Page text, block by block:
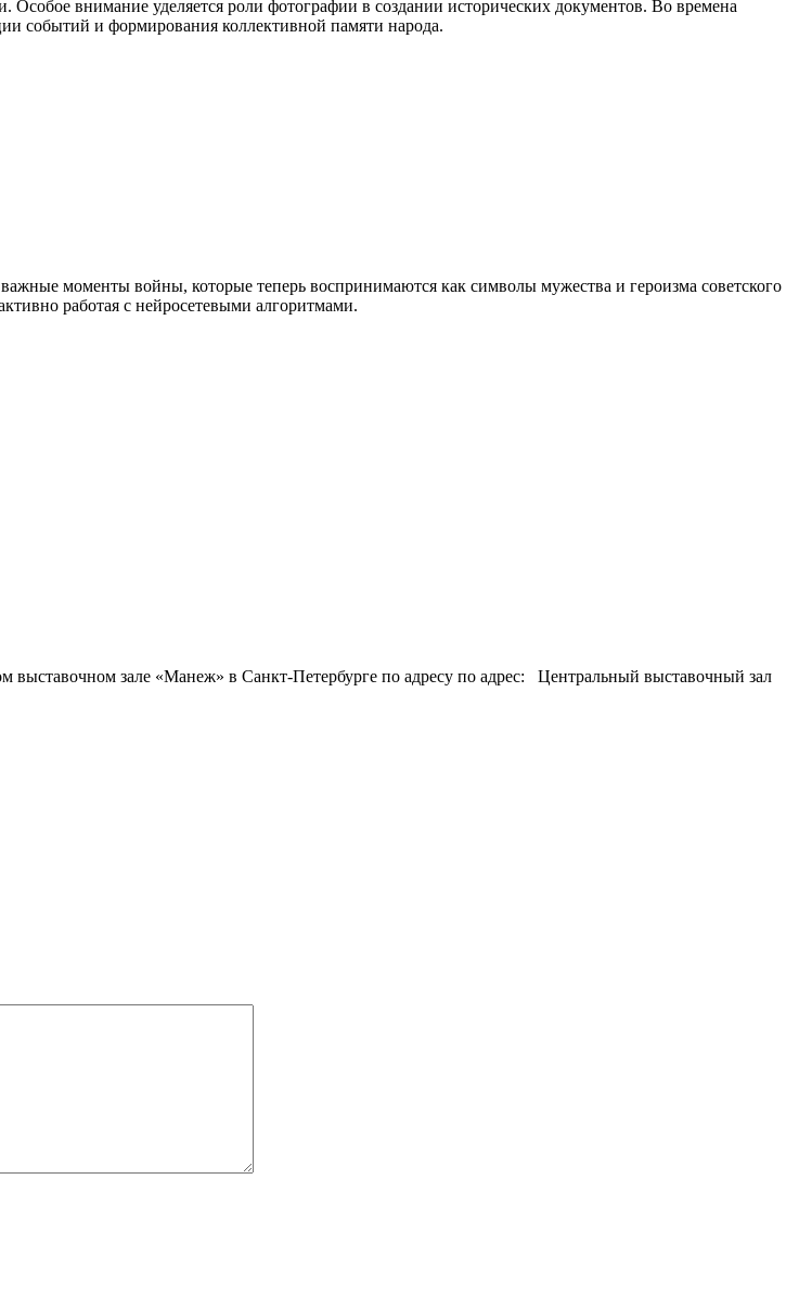
внимание уделяется роли фотографии в создании исторических документов. Во времена
событий и формирования коллективной памяти народа.
моменты войны, которые теперь воспринимаются как символы мужества и героизма советского
работая с нейросетевыми алгоритмами.
выставочном зале «Манеж» в Санкт-Петербурге по адресу по адрес: Центральный выставочный зал